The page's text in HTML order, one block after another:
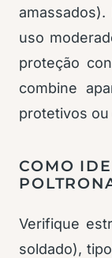
uso
proteção
combine
protetivos
COMO
Verifique
soldado),